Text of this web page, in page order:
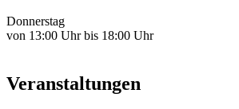
Donnerstag
von 13:00 Uhr bis 18:00 Uhr
Veranstaltungen